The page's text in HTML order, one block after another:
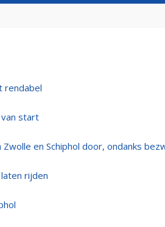
rendabel
van start
en Schiphol door, ondanks
rijden